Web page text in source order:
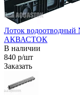
Лоток
АКВАСТОК
В наличии
840 р/шт
Заказать